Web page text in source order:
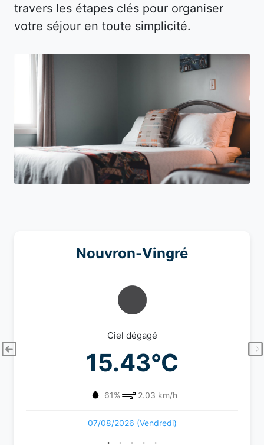
travers les étapes clés pour organiser
votre séjour en toute simplicité.
Nouvron-Vingré
Ciel dégagé
15.43°C
61% 2.03 km/h
07/08/2026 (Vendredi)